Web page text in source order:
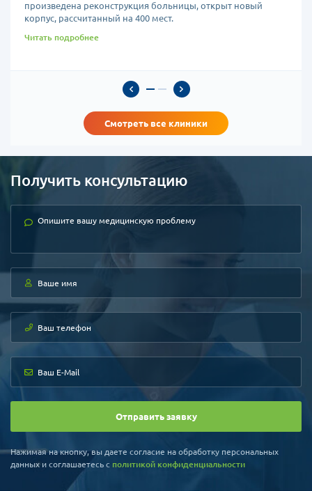
произведена реконструкция больницы, открыт новый
корпус, рассчитанный на 400 мест.
Читать подробнее
Смотреть все клиники
Получить консультацию
Отправить заявку
Нажимая на кнопку, вы даете согласие на обработку персональных
данных и соглашаетесь c политикой конфиденциальности